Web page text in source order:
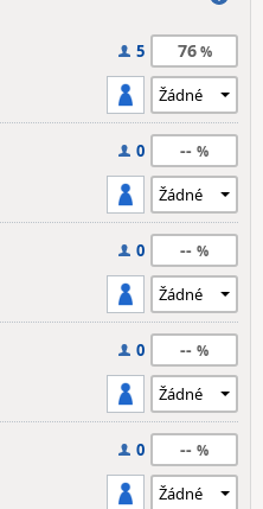
5 76
0 --
0 --
0 --
0 --